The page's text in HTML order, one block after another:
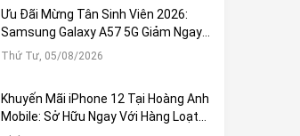
Ưu Đãi Mừng Tân Sinh Viên 2026:
Samsung Galaxy A57 5G Giảm Ngay
1.000.000đ
Thứ Tư, 05/08/2026
Khuyến Mãi iPhone 12 Tại Hoàng Anh
Mobile: Sở Hữu Ngay Với Hàng Loạt